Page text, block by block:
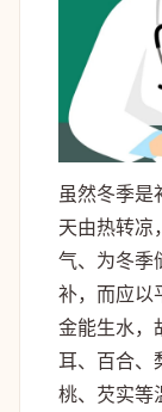
虽然冬季是
天由热转凉
气、为冬季
补，而应以
金能生水，
耳、百合、
桃、芡实等